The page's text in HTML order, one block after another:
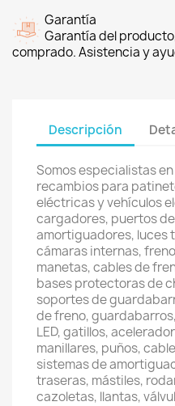
Garantía
Garantía del
comprado. Asistencia y
Descripción
Somos especialistas
recambios para
eléctricas y vehículos
cargadores, puertos
amortiguadores, luces
cámaras internas,
manetas, cables de
bases protectoras de
soportes de
de freno,
LED, gatillos,
manillares, puños,
sistemas de
traseras, mástiles,
cazoletas, llantas,